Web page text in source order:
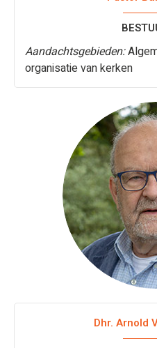
Aandachtsgebieden:
organisatie van kerken
Dhr. Arnold